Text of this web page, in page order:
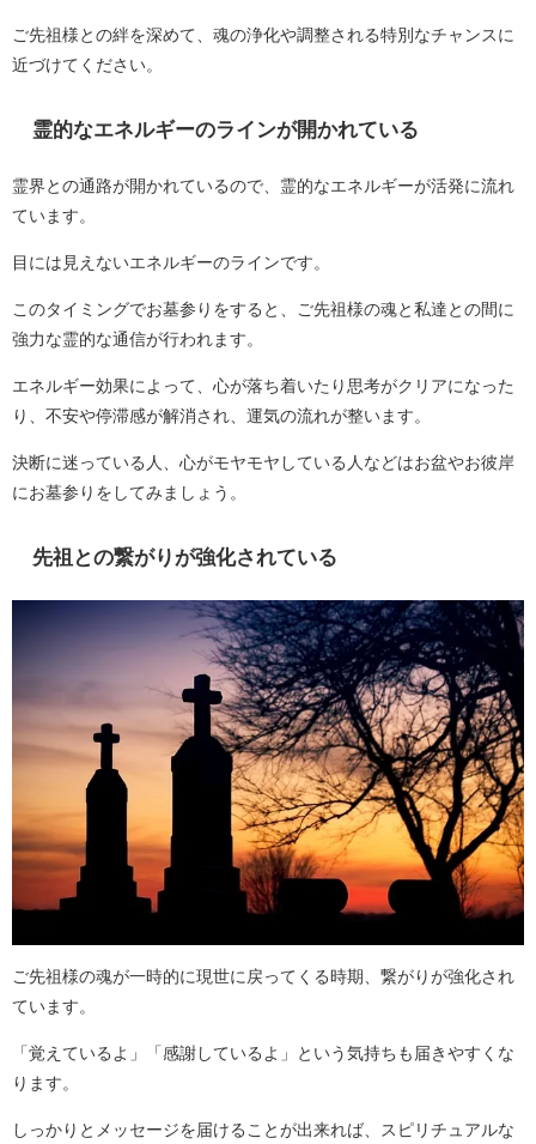
ご先祖様との絆を深めて、魂の浄化や調整される特別なチャンスに
近づけてください。
霊的なエネルギーのラインが開かれている
霊界との通路が開かれているので、霊的なエネルギーが活発に流れ
ています。
目には見えないエネルギーのラインです。
このタイミングでお墓参りをすると、ご先祖様の魂と私達との間に
強力な霊的な通信が行われます。
エネルギー効果によって、心が落ち着いたり思考がクリアになった
り、不安や停滞感が解消され、運気の流れが整います。
決断に迷っている人、心がモヤモヤしている人などはお盆やお彼岸
にお墓参りをしてみましょう。
先祖との繋がりが強化されている
ご先祖様の魂が一時的に現世に戻ってくる時期、繋がりが強化され
ています。
「覚えているよ」「感謝しているよ」という気持ちも届きやすくな
ります。
しっかりとメッセージを届けることが出来れば、スピリチュアルな